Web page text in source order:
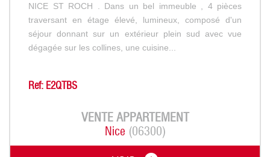
NICE ST ROCH . Dans un bel immeuble , 4 pièces
traversant en étage élevé, lumineux, composé d'un
séjour donnant sur un extérieur plein sud avec vue
dégagée sur les collines, une cuisine...
Ref: E2QTBS
VENTE APPARTEMENT
Nice (06300)